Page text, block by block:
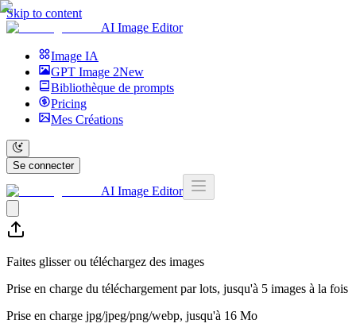
Skip to content
AI Image Editor
Image IA
GPT Image 2New
Bibliothèque de prompts
Pricing
Mes Créations
Se connecter
AI Image Editor
Faites glisser ou téléchargez des images
Prise en charge du téléchargement par lots, jusqu'à 5 images à la fois
Prise en charge jpg/jpeg/png/webp, jusqu'à 16 Mo